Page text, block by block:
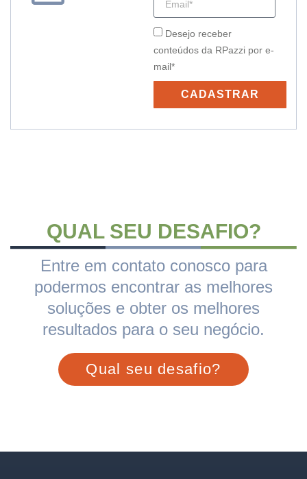
Desejo receber
conteúdos da RPazzi por e-
mail*
CADASTRAR
QUAL SEU DESAFIO?
Entre em contato conosco para
podermos encontrar as melhores
soluções e obter os melhores
resultados para o seu negócio.
Qual seu desafio?